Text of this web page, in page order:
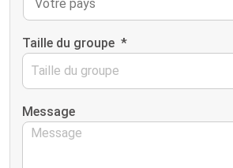
Taille du groupe *
Message